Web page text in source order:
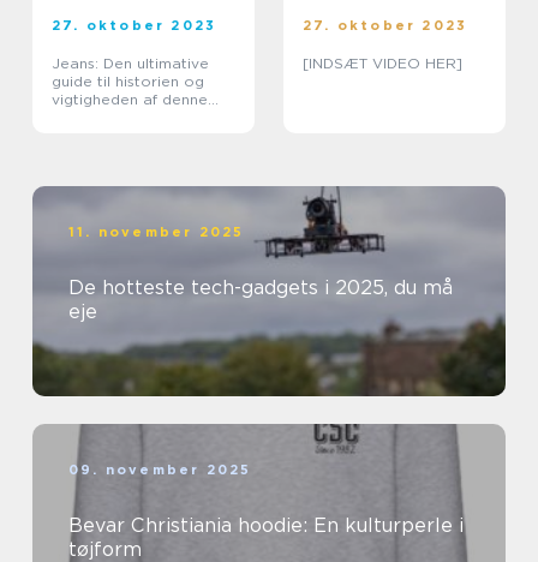
27. oktober 2023
Jeans: Den ultimative
guide til historien og
vigtigheden af denne
27. oktober 2023
[INDSÆT VIDEO HER]
11. november 2025
De hotteste tech-gadgets i 2025, du må
eje
09. november 2025
Bevar Christiania hoodie: En kulturperle i
tøjform